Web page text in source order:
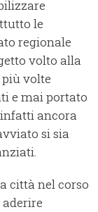
le
regionale
volto alla
volte
e mai portato
ancora
si sia
città nel corso